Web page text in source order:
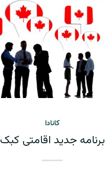
کانادا
برنامه جدید اقامتی کبک